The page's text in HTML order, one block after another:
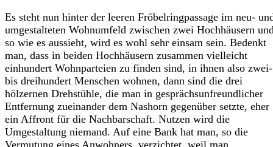
Es steht nun hinter der leeren Fröbelringpassage im neu-
umgestalteten Wohnumfeld zwischen zwei Hochhäusern
so wie es aussieht, wird es wohl sehr einsam sein. Bedenkt
man, dass in beiden Hochhäusern zusammen vielleicht
einhundert Wohnparteien zu finden sind, in ihnen also zwei-
bis dreihundert Menschen wohnen, dann sind die drei
hölzernen Drehstühle, die man in gesprächsunfreundlicher
Entfernung zueinander dem Nashorn gegenüber setzte, eher
ein Affront für die Nachbarschaft. Nutzen wird die
Umgestaltung niemand. Auf eine Bank hat man, so die
Vermutung eines Anwohners, verzichtet, weil man